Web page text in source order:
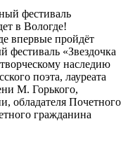
впервые пройдёт
«Звездочка
наследию
поэта, лауреата
М. Горького,
обладателя Почетного
гражданина